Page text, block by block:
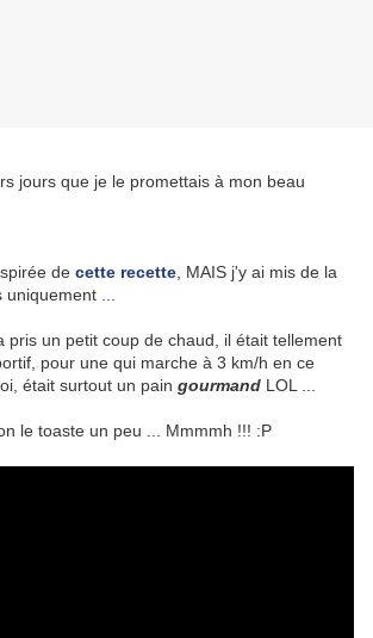
jours que je le promettais à mon beau
de cette recette , MAIS j'y ai mis de la
...
pris un petit coup de chaud, il était tellement
pour une qui marche à 3 km/h en ce
était surtout un pain gourmand LOL ...
le toaste un peu ... Mmmmh !!! :P